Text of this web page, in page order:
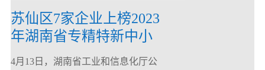
苏仙区7家企业上榜2023
年湖南省专精特新中小
企业
4月13日，湖南省工业和信息化厅公